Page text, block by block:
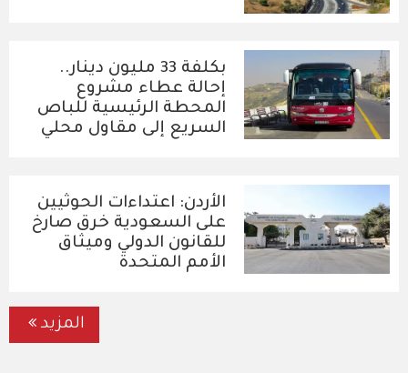
بكلفة 33 مليون دينار..
إحالة عطاء مشروع
المحطة الرئيسية للباص
السريع إلى مقاول محلي
الأردن: اعتداءات الحوثيين
على السعودية خرق صارخ
للقانون الدولي وميثاق
الأمم المتحدة
المزيد